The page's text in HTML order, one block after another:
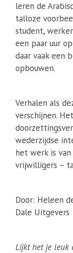
leren de
talloze
student,
een paar uur
daar vaak een
opbouwen.
Verhalen als
verschijnen.
wederzijdse
het werk is
vrijwilligers –
Door: Heleen
Dale Uitgevers
Lijkt het je leuk